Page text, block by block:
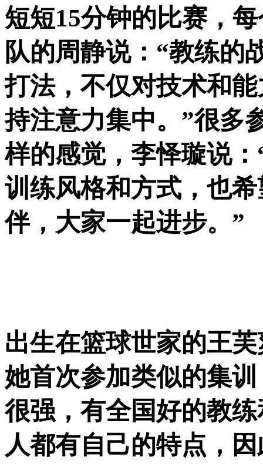
短短15分钟的比赛，
队的周静说：“教练的
打法，不仅对技术和
持注意力集中。”很多
样的感觉，李怿璇说
训练风格和方式，也
伴，大家一起进步。”
出生在篮球世家的王
她首次参加类似的集
很强，有全国好的教
人都有自己的特点，